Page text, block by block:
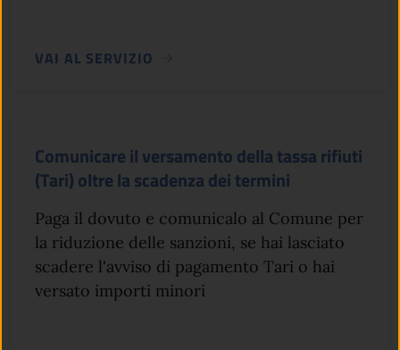
VAI AL SERVIZIO
Comunicare il versamento della tassa rifiuti
(Tari) oltre la scadenza dei termini
Paga il dovuto e comunicalo al Comune per
la riduzione delle sanzioni, se hai lasciato
scadere l'avviso di pagamento Tari o hai
versato importi minori